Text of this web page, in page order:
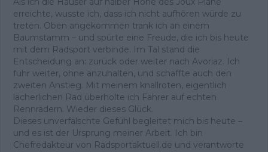
erreichte, wusste ich, dass ich nicht aufhören würde zu
treten. Oben angekommen trank ich an einem
Baumstamm – und spürte eine Freude, die ich bis heute
mit dem Radsport verbinde. Im Tal stand die
Entscheidung an: zurück oder weiter nach Avoriaz. Ich
fuhr weiter, ohne anzuhalten, und schaffte auch den
zweiten Anstieg. Mit meinem knallroten, eigentlich
lächerlichen Rad überholte ich Fahrer auf echten
Rennrädern. Wieder dieses Glück.
Dieses unverfälschte Gefühl begleitet mich bis heute –
und es ist der Ursprung meiner Arbeit. Ich bin
Chefredakteur von Radsportaktuell.de und verantworte